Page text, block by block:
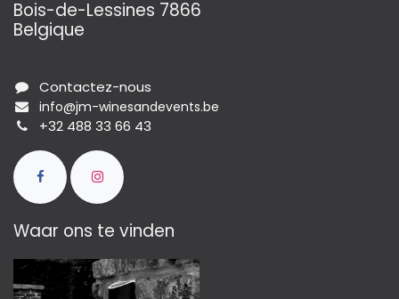
Bois-de-Lessines 7866
Belgique
Contactez-nous
info@jm-winesandevents.be
+32 488 33 66 43
Waar ons te vinden